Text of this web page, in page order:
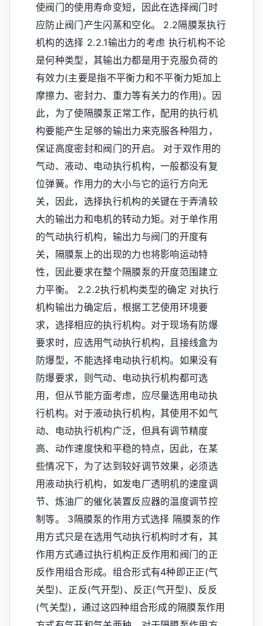
使阀门的使用寿命变短，因此在选择阀门时
应防止阀门产生闪蒸和空化。 2.2隔膜泵执行
机构的选择 2.2.1输出力的考虑 执行机构不论
是何种类型，其输出力都是用于克服负荷的
有效力(主要是指不平衡力和不平衡力矩加上
摩擦力、密封力、重力等有关力的作用)。因
此，为了使隔膜泵正常工作，配用的执行机
构要能产生足够的输出力来克服各种阻力，
保证高度密封和阀门的开启。 对于双作用的
气动、液动、电动执行机构，一般都没有复
位弹簧。作用力的大小与它的运行方向无
关，因此，选择执行机构的关键在于弄清较
大的输出力和电机的转动力矩。对于单作用
的气动执行机构，输出力与阀门的开度有
关，隔膜泵上的出现的力也将影响运动特
性，因此要求在整个隔膜泵的开度范围建立
力平衡。 2.2.2执行机构类型的确定 对执行
机构输出力确定后，根据工艺使用环境要
求，选择相应的执行机构。对于现场有防爆
要求时，应选用气动执行机构，且接线盒为
防爆型，不能选择电动执行机构。如果没有
防爆要求，则气动、电动执行机构都可选
用，但从节能方面考虑，应尽量选用电动执
行机构。对于液动执行机构，其使用不如气
动、电动执行机构广泛，但具有调节精度
高、动作速度快和平稳的特点，因此，在某
些情况下，为了达到较好调节效果，必须选
用液动执行机构，如发电厂透明机的速度调
节、炼油厂的催化装置反应器的温度调节控
制等。 3隔膜泵的作用方式选择 隔膜泵的作
用方式只是在选用气动执行机构时才有，其
作用方式通过执行机构正反作用和阀门的正
反作用组合形成。组合形式有4种即正正(气
关型)、正反(气开型)、反正(气开型)、反反
(气关型)，通过这四种组合形成的隔膜泵作用